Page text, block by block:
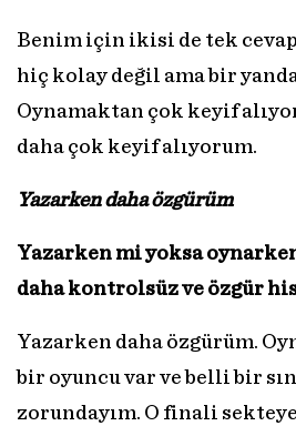
Benim için ikisi de tek
hiç kolay değil ama bir
Oynamaktan çok keyif
daha çok keyif alıyorum.
Yazarkendahaözgürüm
Yazarken mi yoksa
daha kontrolsüz ve özgür
Yazarken daha özgürüm.
bir oyuncu var ve belli bir
zorundayım. O finali